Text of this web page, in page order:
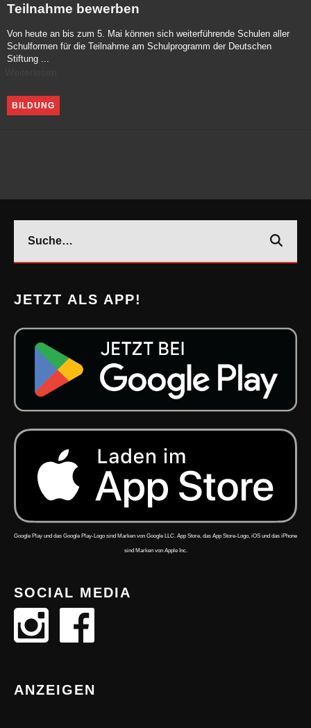
Teilnahme bewerben
Von heute an bis zum 5. Mai können sich weiterführende Schulen aller
Schulformen für die Teilnahme am Schulprogramm der Deutschen
Stiftung ...
BILDUNG
JETZT ALS APP!
Google Play und das Google Play-Logo sind Marken von Google LLC. App Store, das App Store-Logo, iOS und das iPhone
sind Marken von Apple Inc.
SOCIAL MEDIA
ANZEIGEN